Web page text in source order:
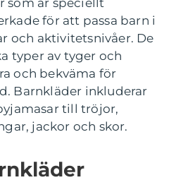
för att passa barn i
och aktivitetsnivåer. De
typer av tyger och
och bekväma för
Barnkläder inkluderar
till tröjor,
jackor och skor.